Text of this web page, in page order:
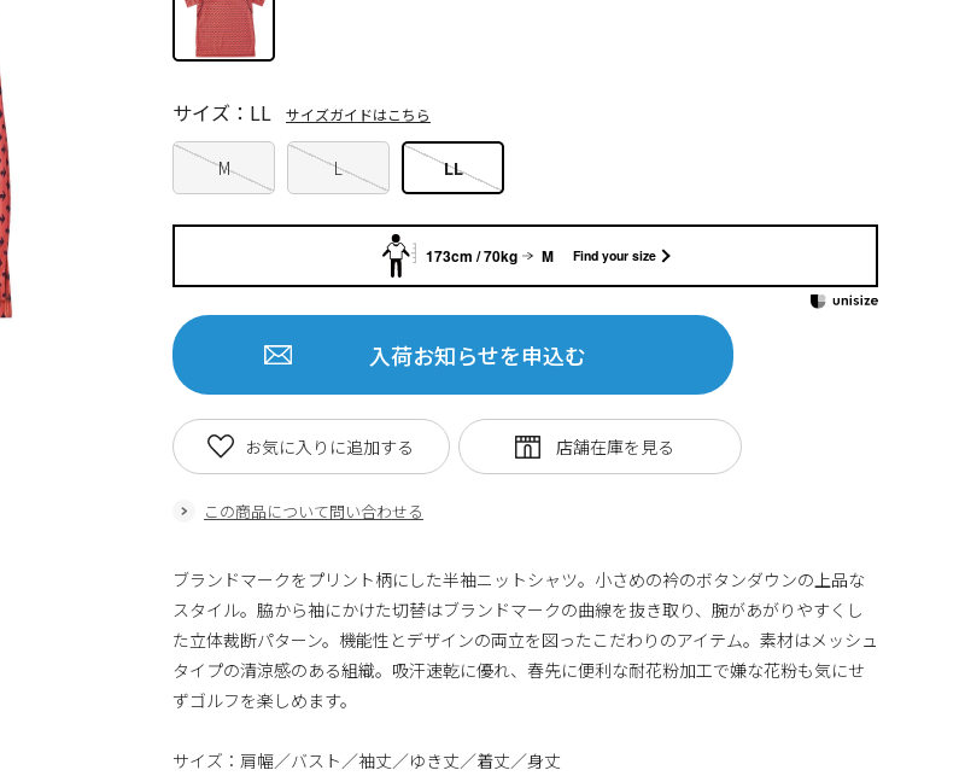
M L LL
サイズ：LL サイズガイドはこちら
入荷お知らせを申込む
この商品について問い合わせる
お気に入りに追加する
ブランドマークをプリント柄にした半袖ニットシャツ。小さめの衿のボタンダウンの上品な
スタイル。脇から袖にかけた切替はブランドマークの曲線を抜き取り、腕があがりやすくし
た立体裁断パターン。機能性とデザインの両立を図ったこだわりのアイテム。素材はメッシュ
タイプの清涼感のある組織。吸汗速乾に優れ、春先に便利な耐花粉加工で嫌な花粉も気にせ
ずゴルフを楽しめます。
サイズ：肩幅／バスト／袖丈／ゆき丈／着丈／身丈
173cm / 70kg M Find your size